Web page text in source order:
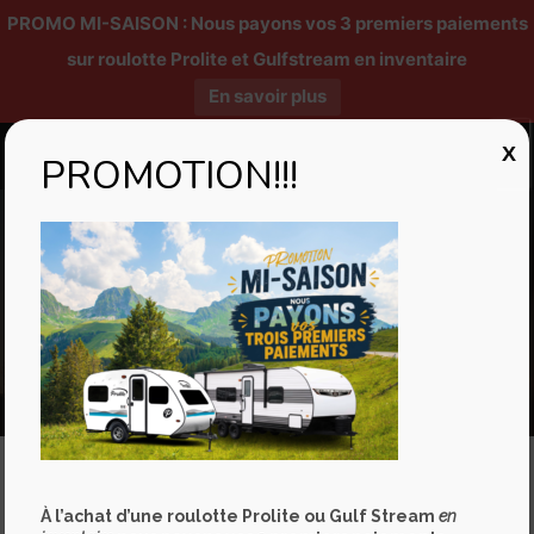
PROMO MI-SAISON : Nous payons vos 3 premiers paiements
sur roulotte Prolite et Gulfstream en inventaire
En savoir plus
Lounge
Que peut faire une jeune famille ?
Vous êtes à la recherche d’un peu de piquant, d’aventure… d’un
PROMOTION!!!
À l’achat d’une roulotte Prolite ou Gulf Streamen
X